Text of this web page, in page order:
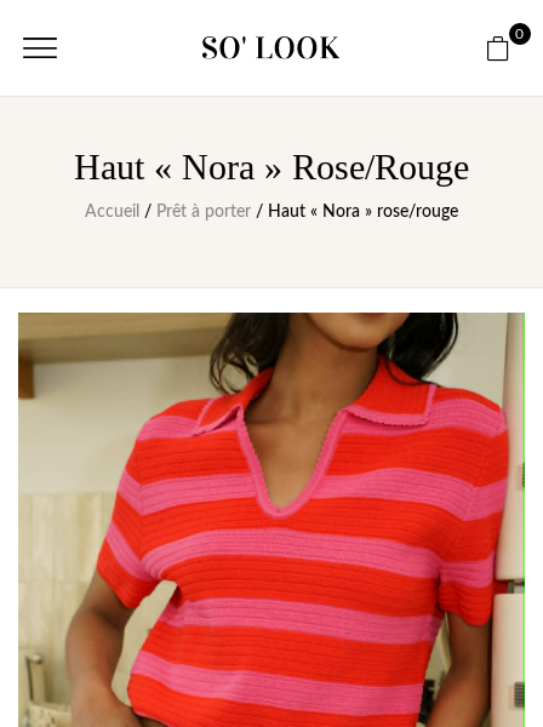
0
Haut « Nora » Rose/rouge
Accueil / Prêt à porter / Haut « Nora » rose/rouge